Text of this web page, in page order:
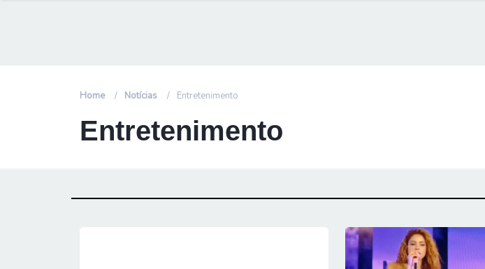
Home Notícias Entretenimento
Entretenimento